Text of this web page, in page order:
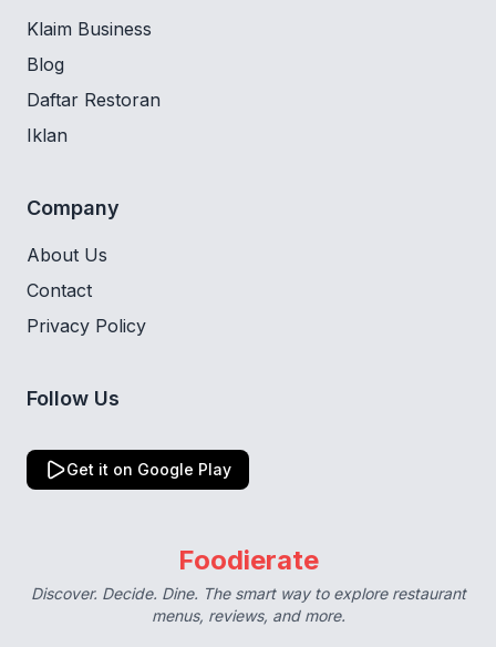
Klaim Business
Blog
Daftar Restoran
Iklan
Company
About Us
Contact
Privacy Policy
Follow Us
Get it on Google Play
Foodierate
Discover. Decide. Dine. The smart way to explore restaurant
menus, reviews, and more.